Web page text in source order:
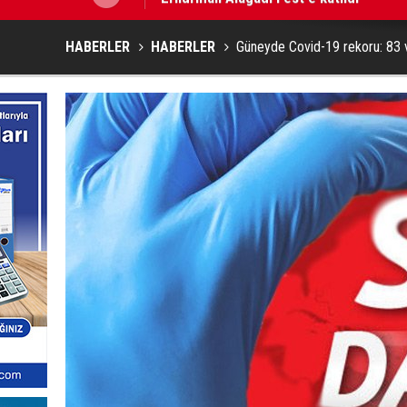
HABERLER HABERLER Güneyde Covid-19 rekoru: 83